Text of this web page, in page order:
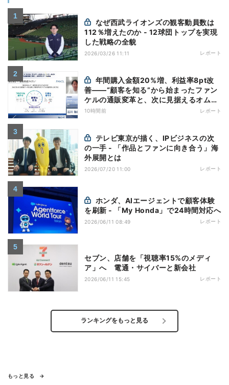
112％増えたのか - 12球団トップを実現
した戦略の全貌
2026/03/26 11:11 レポート
善——“顧客を知る”から始まったファン
ケルの通販変革と、次に見据えるオムニ
チャネル
10時間前 レポート
の一手 - 「作品とファンに向き合う」海
外展開とは
2026/07/20 11:00 レポート
を刷新 - 「My Honda」で24時間対応へ
2026/06/11 08:49 レポート
セブン、店舗を「視聴率15%のメディ
ア」へ 電通・サイバーと新会社
2026/06/11 15:45 レポート
ランキングをもっと見る
もっと見る